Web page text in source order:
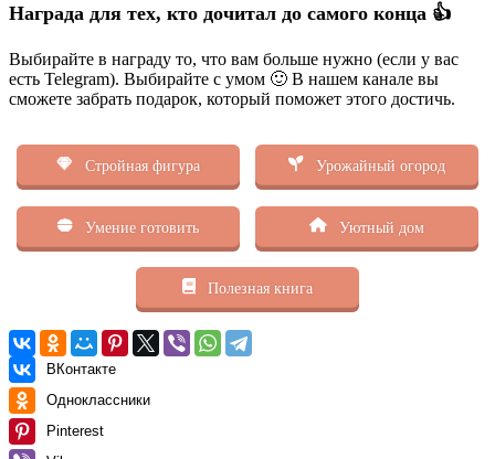
Награда для тех, кто дочитал до самого конца 👍
Выбирайте в награду то, что вам больше нужно (если у вас
есть Telegram). Выбирайте с умом 🙂 В нашем канале вы
сможете забрать подарок, который поможет этого достичь.
Стройная фигура Урожайный огород
Умение готовить Уютный дом
Полезная книга
ВКонтакте
Одноклассники
Pinterest